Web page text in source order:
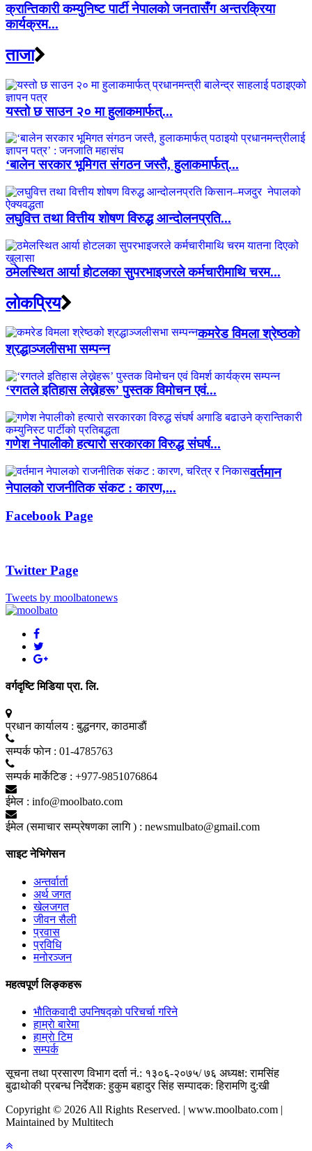
क्रान्तिकारी कम्युनिष्ट पार्टी नेपालको जनतासँग अन्तरक्रिया
कार्यक्रम...
ताजा
यस्तो छ साउन २० मा हुलाकमार्फत्...
‘बालेन सरकार भूमिगत संगठन जस्तै, हुलाकमार्फत्...
लघुवित्त तथा वित्तीय शोषण विरुद्ध आन्दोलनप्रति...
ठमेलस्थित आर्या होटलका सुपरभाइजरले कर्मचारीमाथि चरम...
लाेकप्रिय
कमरेड विमला श्रेष्ठको
श्रद्धाञ्जलीसभा सम्पन्न
‘रगतले इतिहास लेख्नेहरू’ पुस्तक विमोचन एवं...
गणेश नेपालीको हत्यारो सरकारका विरुद्ध संघर्ष...
वर्तमान
नेपालको राजनीतिक संकट : कारण,...
Facebook Page
Twitter Page
Tweets by moolbatonews
वर्गदृष्टि मिडिया प्रा. लि.
प्रधान कार्यालय : बुद्धनगर, काठमाडाैं
सम्पर्क फाेन : 01-4785763
सम्पर्क मार्केटिङ : +977-9851076864
ईमेल : info@moolbato.com
ईमेल (समाचार सम्प्रेषणका लागि ) : newsmulbato@gmail.com
साइट नेभिगेसन
अन्तर्वार्ता
अर्थ जगत
खेलजगत
जीवन सैली
प्रवास
प्रविधि
मनोरञ्जन
महत्वपूर्ण लिङ्कहरू
भाैतिकवादी उपनिषद्काे परिचर्चा गरिने
हाम्राे बारेमा
हाम्राे टिम
सम्पर्क
सूचना तथा प्रसारण विभाग दर्ता नं.: १३०६-२०७५/ ७६ अध्यक्ष: रामसिंह
बुढाथाेकी प्रबन्ध निर्देशक: हुकुम बहादुर सिंह सम्पादक: हिरामणि दु:खी
Copyright © 2026 All Rights Reserved. | www.moolbato.com |
Maintained by Multitech